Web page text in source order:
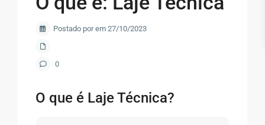
Postado por em 27/10/2023
0
O que é Laje Técnica?